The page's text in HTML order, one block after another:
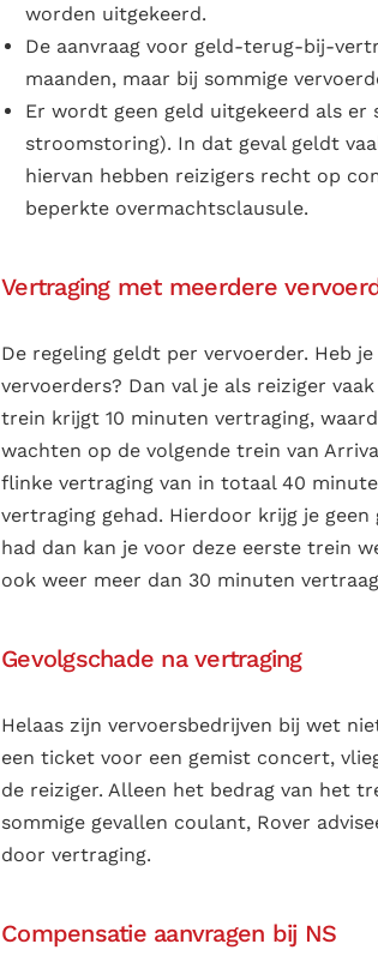
worden uitgekeerd.
De aanvraag voor geld-terug-bij-
maanden, maar bij sommige
Er wordt geen geld uitgekeerd als
stroomstoring). In dat geval geldt
hiervan hebben reizigers recht op
beperkte overmachtsclausule.
Vertraging met meerdere
De regeling geldt per vervoerder. Heb
vervoerders? Dan val je als reiziger
trein krijgt 10 minuten vertraging,
wachten op de volgende trein van
flinke vertraging van in totaal 40
vertraging gehad. Hierdoor krijg je
had dan kan je voor deze eerste trein
ook weer meer dan 30 minuten
Gevolgschade na vertraging
Helaas zijn vervoersbedrijven bij wet
een ticket voor een gemist concert,
de reiziger. Alleen het bedrag van het
sommige gevallen coulant, Rover
door vertraging.
Compensatie aanvragen bij NS